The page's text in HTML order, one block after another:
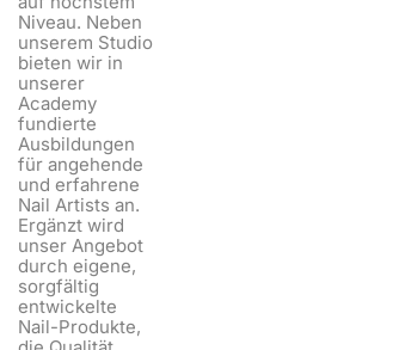
Niveau. Neben
unserem Studio
bieten wir in
unserer
Academy
fundierte
Ausbildungen
für angehende
und erfahrene
Nail Artists an.
Ergänzt wird
unser Angebot
durch eigene,
sorgfältig
entwickelte
Nail-Produkte,